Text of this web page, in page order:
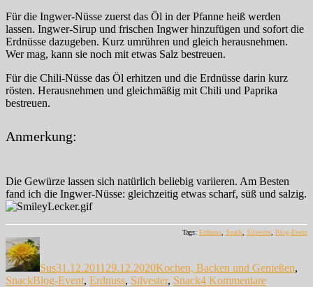
Für die Ingwer-Nüsse zuerst das Öl in der Pfanne heiß werden
lassen. Ingwer-Sirup und frischen Ingwer hinzufügen und sofort die
Erdnüsse dazugeben. Kurz umrühren und gleich herausnehmen.
Wer mag, kann sie noch mit etwas Salz bestreuen.
Für die Chili-Nüsse das Öl erhitzen und die Erdnüsse darin kurz
rösten. Herausnehmen und gleichmäßig mit Chili und Paprika
bestreuen.
Anmerkung:
Die Gewürze lassen sich natürlich beliebig variieren. Am Besten
fand ich die Ingwer-Nüsse: gleichzeitig etwas scharf, süß und salzig.
Tags: Erdnuss, Snack, Silvester, Blog-Event
Autor
Sus31.12.2011 29.12.2020Kochen, Backen und Genießen,
SnackSchlagwörter
Blog-Event, Erdnuss, Silvester, Snack4 Kommentarezu